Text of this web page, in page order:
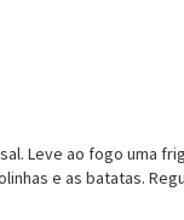
Leve ao fogo uma
e as batatas.